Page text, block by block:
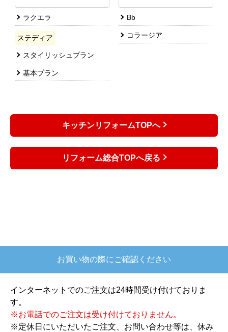
ラクエラ
ステディア
スタイリッシュプラン
基本プラン
Bb
コラージア
キッチンリフォームTOPへ
リフォーム総合TOPへ戻る
お買い物の際にご確認ください
インターネットでのご注文は24時間受け付けておりま
す。
※お電話でのご注文は受け付けておりません。
※定休日にいただいたご注文、お問い合わせ等は、休み